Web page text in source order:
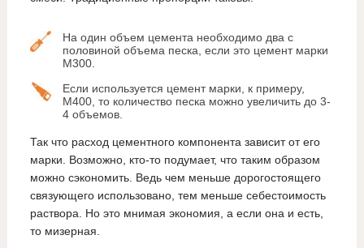
На один объем цемента необходимо два с
половиной объема песка, если это цемент марки
М300.
Если используется цемент марки, к примеру,
М400, то количество песка можно увеличить до 3-
4 объемов.
Так что расход цементного компонента зависит от его
марки. Возможно, кто-то подумает, что таким образом
можно сэкономить. Ведь чем меньше дорогостоящего
связующего использовано, тем меньше себестоимость
раствора. Но это мнимая экономия, а если она и есть,
то мизерная.